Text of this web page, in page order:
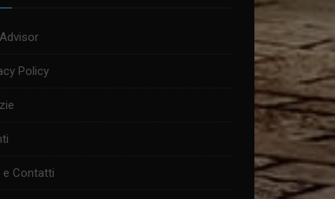
Policy
e Contatti